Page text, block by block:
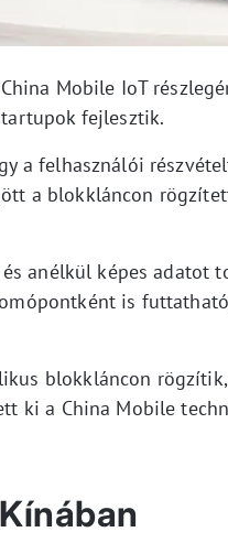
Mobile IoT
fejlesztik.
a felhasználói
a blokkláncon
anélkül képes adatot
is
blokkláncon
ki a China Mobile